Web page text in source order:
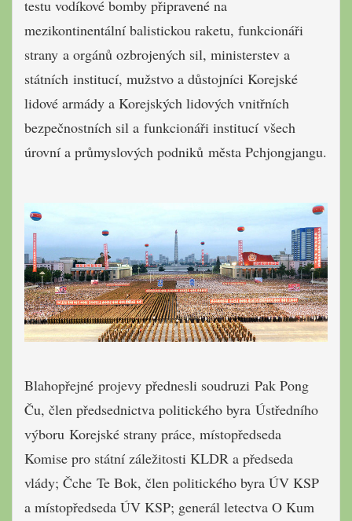
testu vodíkové bomby připravené na
mezikontinentální balistickou raketu, funkcionáři
strany a orgánů ozbrojených sil, ministerstev a
státních institucí, mužstvo a důstojníci Korejské
lidové armády a Korejských lidových vnitřních
bezpečnostních sil a funkcionáři institucí všech
úrovní a průmyslových podniků města Pchjongjangu.
Blahopřejné projevy přednesli soudruzi Pak Pong
Ču, člen předsednictva politického byra Ústředního
výboru Korejské strany práce, místopředseda
Komise pro státní záležitosti KLDR a předseda
vlády; Čche Te Bok, člen politického byra ÚV KSP
a místopředseda ÚV KSP; generál letectva O Kum